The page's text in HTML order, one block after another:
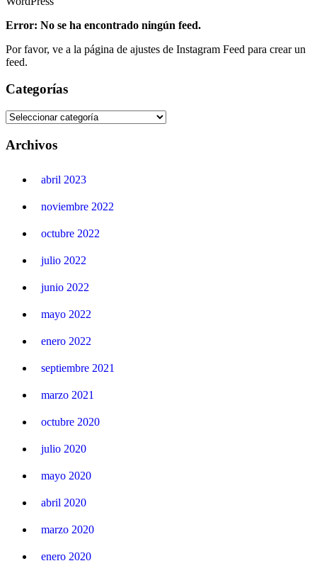
Error: No se ha encontrado ningún feed.
Por favor, ve a la página de ajustes de Instagram Feed para crear un
feed.
Categorías
Archivos
abril 2023
noviembre 2022
octubre 2022
julio 2022
junio 2022
mayo 2022
enero 2022
septiembre 2021
marzo 2021
octubre 2020
julio 2020
mayo 2020
abril 2020
marzo 2020
enero 2020